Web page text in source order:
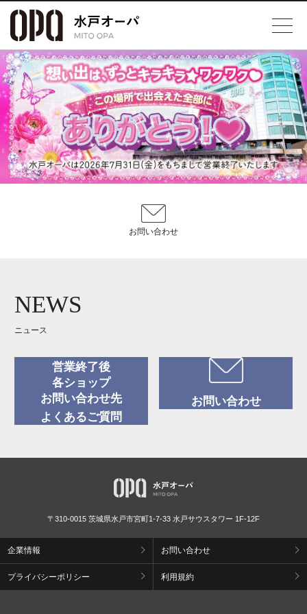
お問い合わせ
NEWS
ニュース
営業終了後
各ショップ
お問い合わせ先
お問い合わせ
よくあるご質問
〒310-0015 茨城県水戸市宮町1-7-33 水戸サウスタワー 1F-12F
企業情報 お問い合わせ
プライバシーポリシー 利用規約